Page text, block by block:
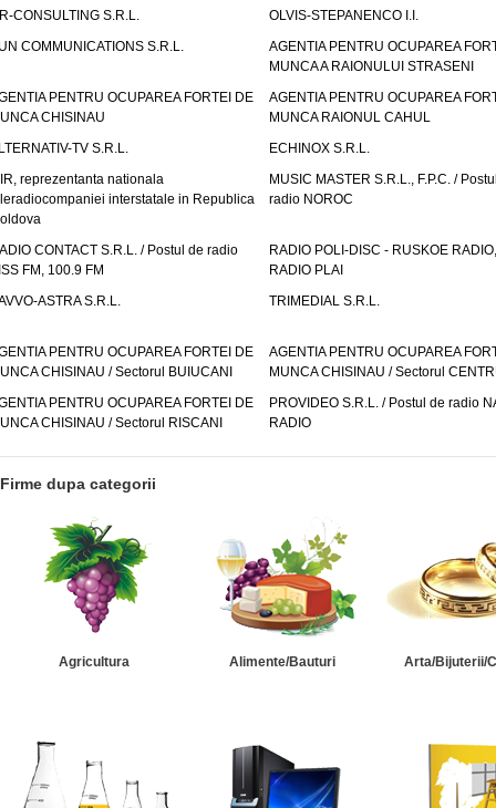
CONSULTING S.R.L.
OLVIS-STEPANENCO I.I.
COMMUNICATIONS S.R.L.
AGENTIA PENTRU OCUPAREA
MUNCA A RAIONULUI STRASENI
PENTRU OCUPAREA FORTEI DE
CHISINAU
AGENTIA PENTRU OCUPAREA
MUNCA RAIONUL CAHUL
TV S.R.L.
ECHINOX S.R.L.
reprezentanta nationala
interstatale in Republica
MUSIC MASTER S.R.L., F.P.C. /
radio NOROC
CONTACT S.R.L. / Postul de radio
FM, 100.9 FM
RADIO POLI-DISC - RUSKOE RADIO,
RADIO PLAI
ASTRA S.R.L.
TRIMEDIAL S.R.L.
PENTRU OCUPAREA FORTEI DE
CHISINAU / Sectorul BUIUCANI
AGENTIA PENTRU OCUPAREA
MUNCA CHISINAU / Sectorul
PENTRU OCUPAREA FORTEI DE
CHISINAU / Sectorul RISCANI
PROVIDEO S.R.L. / Postul de radio
RADIO
Firme dupa categorii
Agricultura Alimente/Bauturi Arta/Bijuterii/